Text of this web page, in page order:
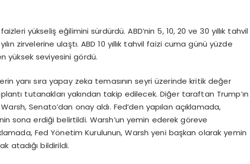
yükseliş eğilimini sürdürdü. ABD’nin 5, 10, 20 ve 30 yıllık tahvil
zirvelerine ulaştı. ABD 10 yıllık tahvil faizi cuma günü yüzde
yüksek seviyesini gördü.
yanı sıra yapay zeka temasının seyri üzerinde kritik değer
tutanakları yakından takip edilecek. Diğer taraftan Trump’ın
Senato’dan onay aldı. Fed’den yapılan açıklamada,
sona erdiği belirtildi. Warsh’un yemin ederek göreve
Fed Yönetim Kurulunun, Warsh yeni başkan olarak yemin
atadığı bildirildi.